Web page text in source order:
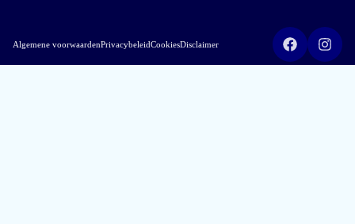
Algemene voorwaardenPrivacybeleidCookiesDisclaimer